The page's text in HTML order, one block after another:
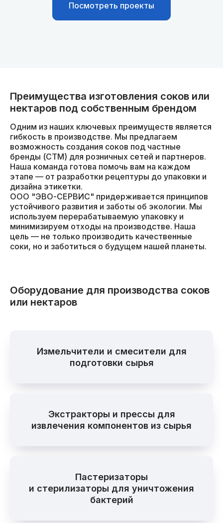
Посмотреть проекты
Преимущества изготовления соков или
нектаров под собственным брендом
Одним из наших ключевых преимуществ является
гибкость в производстве. Мы предлагаем
возможность создания соков под частные
бренды (СТМ) для розничных сетей и партнеров.
Наша команда готова помочь вам на каждом
этапе — от разработки рецептуры до упаковки и
дизайна этикетки.
ООО "ЭВО-СЕРВИС" придерживается принципов
устойчивого развития и заботы об экологии. Мы
используем перерабатываемую упаковку и
минимизируем отходы на производстве. Наша
цель — не только производить качественные
соки, но и заботиться о будущем нашей планеты.
Оборудование для производства соков
или нектаров
Измельчители и смесители для
подготовки сырья
Экстракторы и прессы для
извлечения компонентов из сырья
Пастеризаторы
и стерилизаторы для уничтожения
бактерий